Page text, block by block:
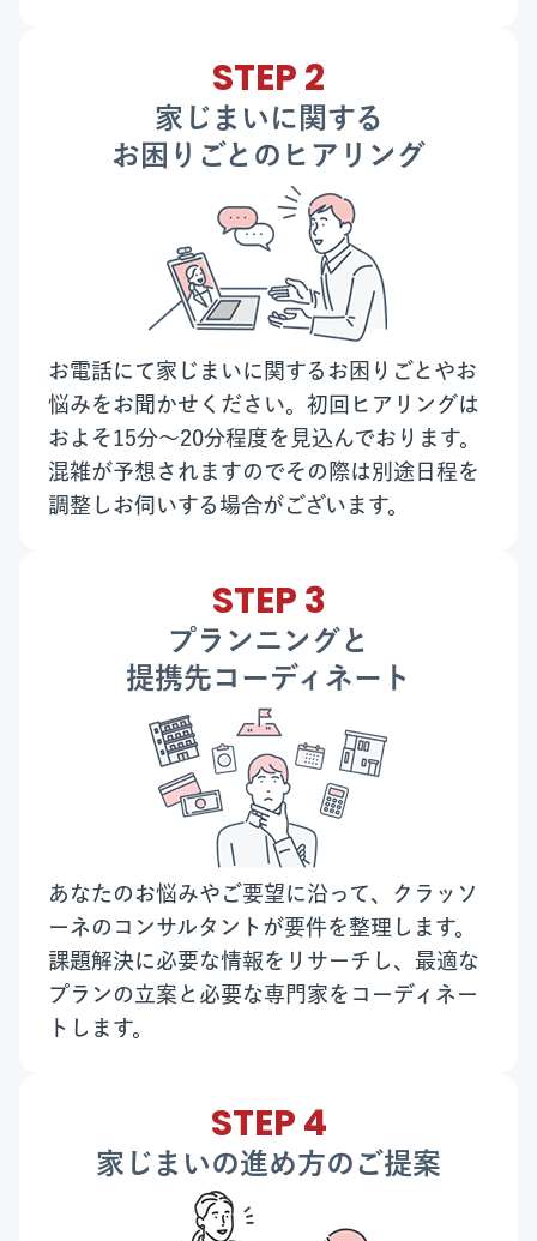
STEP 2
家じまいに関する
お困りごとのヒアリング
お電話にて家じまいに関するお困りごとやお
悩みをお聞かせください。初回ヒアリングは
およそ15分〜20分程度を見込んでおります。
混雑が予想されますのでその際は別途日程を
調整しお伺いする場合がございます。
STEP 3
プランニングと
提携先コーディネート
あなたのお悩みやご要望に沿って、クラッソ
ーネのコンサルタントが要件を整理します。
課題解決に必要な情報をリサーチし、最適な
プランの立案と必要な専門家をコーディネー
トします。
STEP 4
家じまいの進め方のご提案